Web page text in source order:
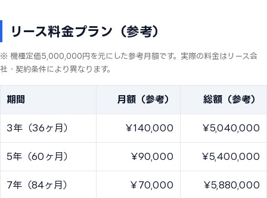
リース料金プラン（参考）
※ 機種定価5,000,000円を元にした参考月額です。実際の料金はリース会
社・契約条件により異なります。
期間 月額（参考） 総額（参考）
3年（36ヶ月） ¥140,000 ¥5,040,000
5年（60ヶ月） ¥90,000 ¥5,400,000
7年（84ヶ月） ¥70,000 ¥5,880,000